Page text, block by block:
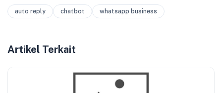
auto reply chatbot whatsapp business
Artikel Terkait